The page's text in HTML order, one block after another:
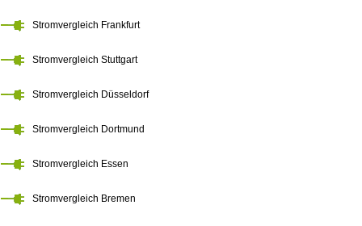
Stromvergleich Frankfurt
Stromvergleich Stuttgart
Stromvergleich Düsseldorf
Stromvergleich Dortmund
Stromvergleich Essen
Stromvergleich Bremen